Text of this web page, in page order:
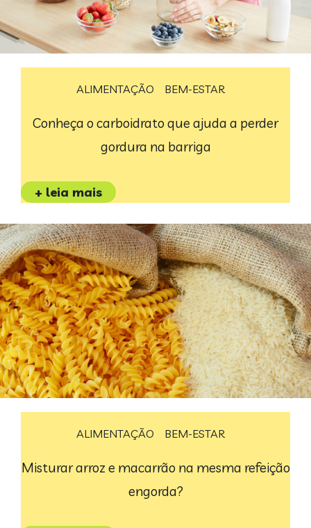
ALIMENTAÇÃO BEM-ESTAR
Conheça o carboidrato que ajuda a perder
gordura na barriga
+ leia mais
ALIMENTAÇÃO BEM-ESTAR
Misturar arroz e macarrão na mesma refeição
engorda?